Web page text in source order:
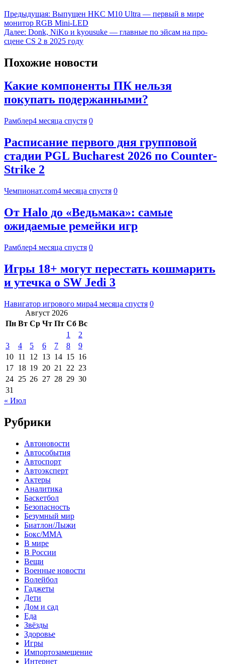
Предыдущая: Выпущен HKC M10 Ultra — первый в мире
монитор RGB Mini-LED
Далее: Donk, NiKo и kyousuke — главные по эйсам на про-
сцене CS 2 в 2025 году
Похожие новости
Какие компоненты ПК нельзя
покупать подержанными?
Рамблер4 месяца спустя 0
Расписание первого дня групповой
стадии PGL Bucharest 2026 по Counter-
Strike 2
Чемпионат.com4 месяца спустя 0
От Halo до «Ведьмака»: самые
ожидаемые ремейки игр
Рамблер4 месяца спустя 0
Игры 18+ могут перестать кошмарить
и утечка о SW Jedi 3
Навигатор игрового мира4 месяца спустя 0
Август 2026
Пн Вт Ср Чт Пт Сб Вс
1
2
3
4 5 6 7 8
9
10 11 12 13 14 15 16
17 18 19 20 21 22 23
24 25 26 27 28 29 30
31
« Июл
Рубрики
Автоновости
Автособытия
Автоспорт
Автоэксперт
Актеры
Аналитика
Баскетбол
Безопасность
Безумный мир
Биатлон/Лыжи
Бокс/MMA
В мире
В России
Вещи
Военные новости
Волейбол
Гаджеты
Дети
Дом и сад
Еда
Звёзды
Здоровье
Игры
Импортозамещение
Интернет